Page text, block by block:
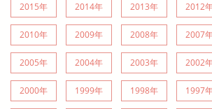
2015年 2014年 2013年 2012
2010年 2009年 2008年 2007
2005年 2004年 2003年 2002
2000年 1999年 1998年 1997